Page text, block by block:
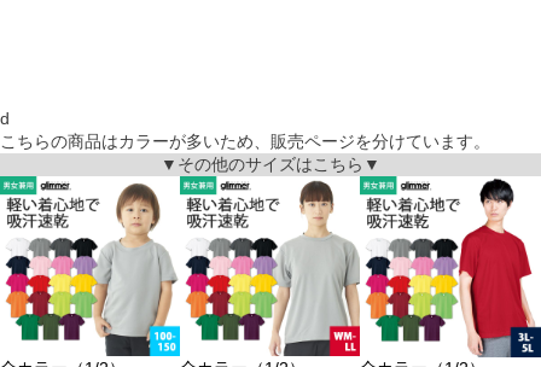
d
こちらの商品はカラーが多いため、販売ページを分けています。
▼その他のサイズはこちら▼